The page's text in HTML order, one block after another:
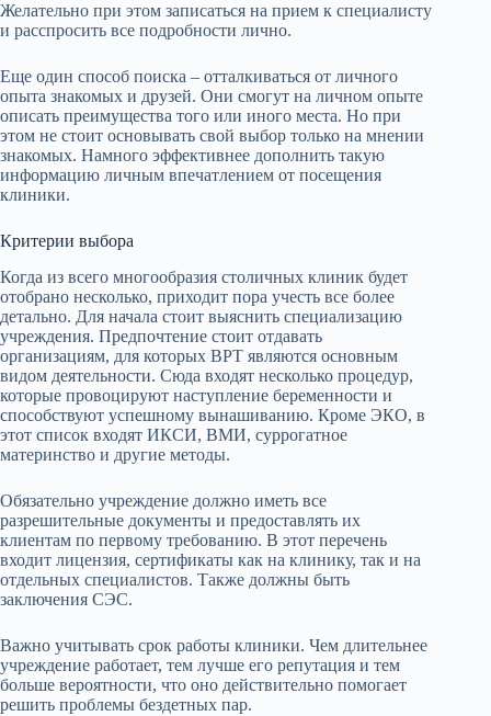
Желательно при этом записаться на прием к специалисту
и расспросить все подробности лично.
Еще один способ поиска – отталкиваться от личного
опыта знакомых и друзей. Они смогут на личном опыте
описать преимущества того или иного места. Но при
этом не стоит основывать свой выбор только на мнении
знакомых. Намного эффективнее дополнить такую
информацию личным впечатлением от посещения
клиники.
Критерии выбора
Когда из всего многообразия столичных клиник будет
отобрано несколько, приходит пора учесть все более
детально. Для начала стоит выяснить специализацию
учреждения. Предпочтение стоит отдавать
организациям, для которых ВРТ являются основным
видом деятельности. Сюда входят несколько процедур,
которые провоцируют наступление беременности и
способствуют успешному вынашиванию. Кроме ЭКО, в
этот список входят ИКСИ, ВМИ, суррогатное
материнство и другие методы.
Обязательно учреждение должно иметь все
разрешительные документы и предоставлять их
клиентам по первому требованию. В этот перечень
входит лицензия, сертификаты как на клинику, так и на
отдельных специалистов. Также должны быть
заключения СЭС.
Важно учитывать срок работы клиники. Чем длительнее
учреждение работает, тем лучше его репутация и тем
больше вероятности, что оно действительно помогает
решить проблемы бездетных пар.